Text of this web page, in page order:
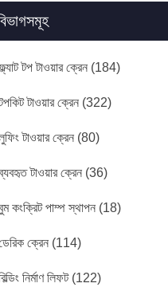
টপ টাওয়ার ক্রেন (184)
টাওয়ার ক্রেন (322)
টাওয়ার ক্রেন (80)
টাওয়ার ক্রেন (36)
কংক্রিট পাম্প স্থাপন (18)
ক্রেন (114)
নির্মাণ লিফট(122)